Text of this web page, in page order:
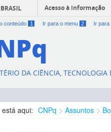
BRASIL Acesso à informação
conteúdo 1 Ir para o menu 2 Ir para
DA CIÊNCIA, TECNOLOGIA
está aqui: CNPq Assuntos